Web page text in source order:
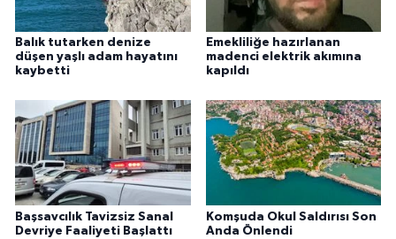
Balık tutarken denize
düşen yaşlı adam hayatını
kaybetti
Emekliliğe hazırlanan
madenci elektrik akımına
kapıldı
Başsavcılık Tavizsiz Sanal
Devriye Faaliyeti Başlattı
Komşuda Okul Saldırısı Son
Anda Önlendi